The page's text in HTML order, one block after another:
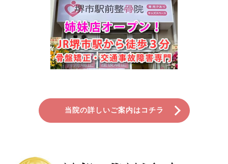
当院の詳しいご案内はコチラ